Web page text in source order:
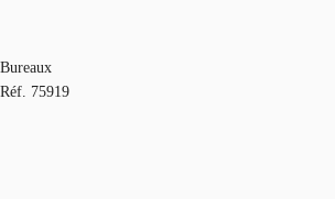
Bureaux
Réf. 75919